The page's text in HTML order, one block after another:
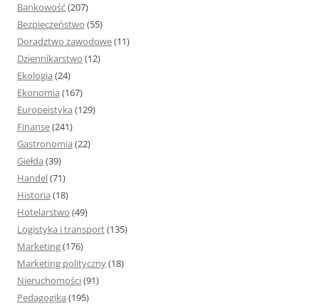
Bankowość(207)
Bezpieczeństwo (55)
Doradztwo zawodowe(11)
Dziennikarstwo (12)
Ekologia (24)
Ekonomia (167)
Europeistyka (129)
Finanse(241)
Gastronomia (22)
Giełda (39)
Handel(71)
Historia (18)
Hotelarstwo (49)
Logistyka i transport(135)
Marketing(176)
Marketing polityczny(18)
Nieruchomości(91)
Pedagogika (195)